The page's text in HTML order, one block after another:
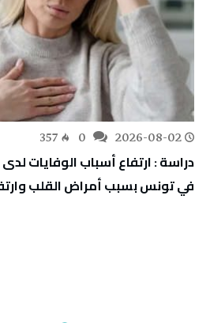
2026-08-02
357
دراسة : ارتفاع أسباب الوفايات لدى
في تونس بسبب أمراض القلب